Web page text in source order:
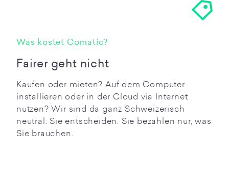
Was kostet Comatic?
Fairer geht nicht
Kaufen oder mieten? Auf dem Computer
installieren oder in der Cloud via Internet
nutzen? Wir sind da ganz Schweizerisch
neutral: Sie entscheiden. Sie bezahlen nur, was
Sie brauchen.